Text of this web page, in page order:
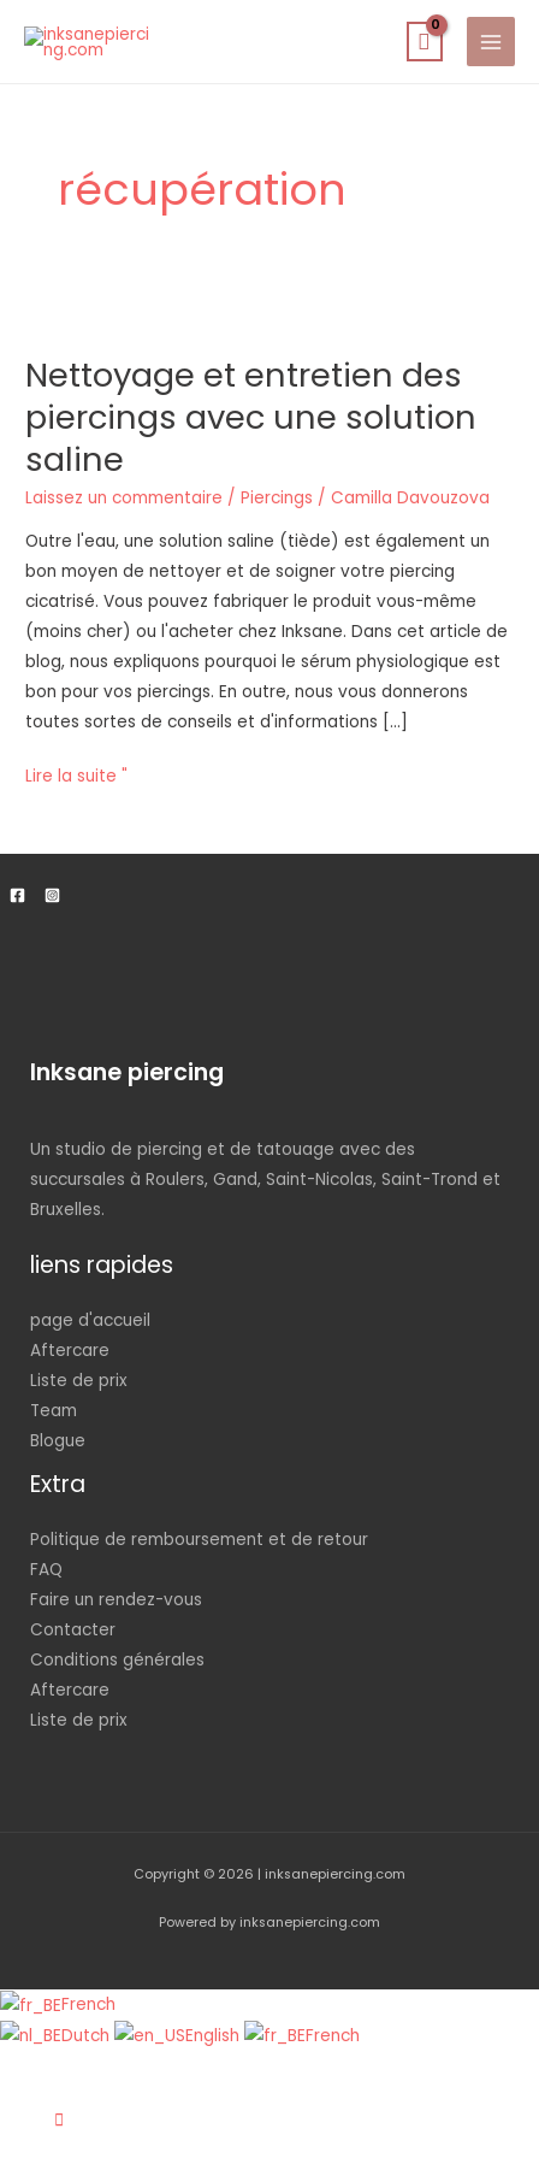
naar
récupération
Nettoyage et entretien des
piercings avec une solution
saline
Laissez un commentaire /Piercings /Camilla Davouzova
Outre l'eau, une solution saline (tiède) est également un
bon moyen de nettoyer et de soigner votre piercing
cicatrisé. Vous pouvez fabriquer le produit vous-même
(moins cher) ou l'acheter chez Inksane. Dans cet article de
blog, nous expliquons pourquoi le sérum physiologique est
bon pour vos piercings. En outre, nous vous donnerons
toutes sortes de conseils et d'informations [...]
entretien
des
piercings
avec
une
saline
Lire la suite "
Inksane piercing
Un studio de piercing et de tatouage avec des
succursales à Roulers, Gand, Saint-Nicolas, Saint-Trond et
Bruxelles.
liens rapides
page d'accueil
Aftercare
Liste de prix
Team
Blogue
Extra
Politique de remboursement et de retour
FAQ
Faire un rendez-vous
Contacter
Conditions générales
Aftercare
Liste de prix
Copyright © 2026 | inksanepiercing.com
Powered by inksanepiercing.com
French
Dutch
English French